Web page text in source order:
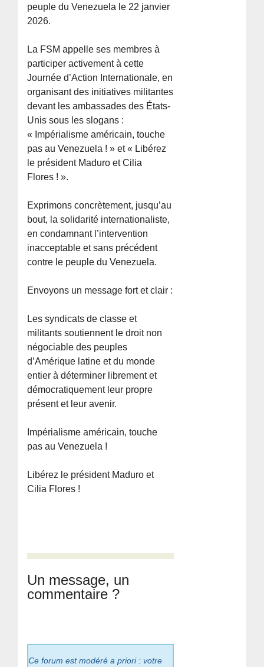
peuple du Venezuela le 22 janvier
2026.
La FSM appelle ses membres à
participer activement à cette
Journée d’Action Internationale, en
organisant des initiatives militantes
devant les ambassades des États-
Unis sous les slogans :
« Impérialisme américain, touche
pas au Venezuela ! » et « Libérez
le président Maduro et Cilia
Flores ! ».
Exprimons concrètement, jusqu’au
bout, la solidarité internationaliste,
en condamnant l’intervention
inacceptable et sans précédent
contre le peuple du Venezuela.
Envoyons un message fort et clair :
Les syndicats de classe et
militants soutiennent le droit non
négociable des peuples
d’Amérique latine et du monde
entier à déterminer librement et
démocratiquement leur propre
présent et leur avenir.
Impérialisme américain, touche
pas au Venezuela !
Libérez le président Maduro et
Cilia Flores !
Un message, un
commentaire ?
Ce forum est modéré a priori : votre